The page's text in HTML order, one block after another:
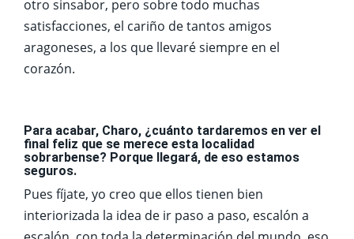
otro sinsabor, pero sobre todo muchas
satisfacciones, el cariño de tantos amigos
aragoneses, a los que llevaré siempre en el
corazón.
Para acabar, Charo, ¿cuánto tardaremos en ver el
final feliz que se merece esta localidad
sobrarbense? Porque llegará, de eso estamos
seguros.
Pues fíjate, yo creo que ellos tienen bien
interiorizada la idea de ir paso a paso, escalón a